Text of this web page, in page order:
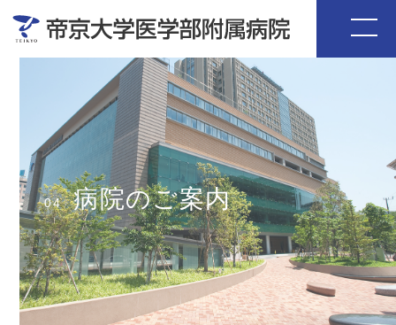
04 病院のご案内